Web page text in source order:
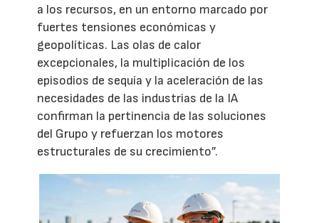
a los recursos, en un entorno marcado por
fuertes tensiones económicas y
geopolíticas. Las olas de calor
excepcionales, la multiplicación de los
episodios de sequía y la aceleración de las
necesidades de las industrias de la IA
confirman la pertinencia de las soluciones
del Grupo y refuerzan los motores
estructurales de su crecimiento”.